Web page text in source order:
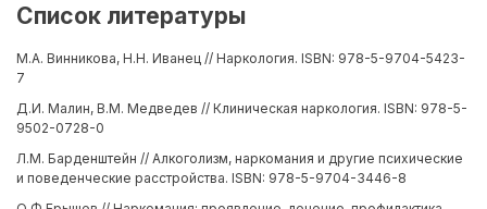
Список литературы
М.А. Винникова, Н.Н. Иванец // Наркология. ISBN: 978-5-9704-5423-
7
Д.И. Малин, В.М. Медведев // Клиническая наркология. ISBN: 978-5-
9502-0728-0
Л.М. Барденштейн // Алкоголизм, наркомания и другие психические
и поведенческие расстройства. ISBN: 978-5-9704-3446-8